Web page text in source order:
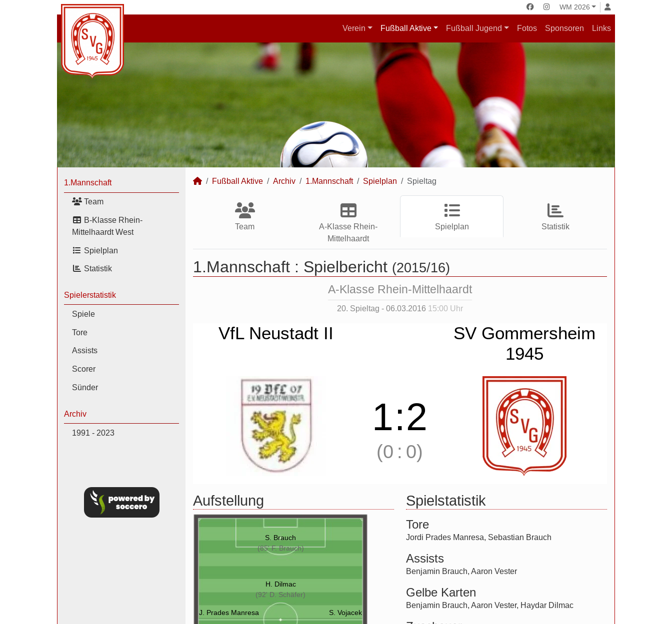
WM 2026
Verein Fußball Aktive Fußball Jugend Fotos Sponsoren Links
1.Mannschaft
Team
B-Klasse Rhein-
Mittelhaardt West
Spielplan
Statistik
Spielerstatistik
Spiele
Tore
Assists
Scorer
Sünder
Archiv
1991 - 2023
Fußball Aktive Archiv 1.Mannschaft Spielplan Spieltag
Team
A-Klasse Rhein-
Mittelhaardt
Spielplan Statistik
1.Mannschaft : Spielbericht (2015/16)
A-Klasse Rhein-Mittelhaardt
20. Spieltag - 06.03.2016 15:00 Uhr
VfL Neustadt II
SV Gommersheim
1945
1:2
(0 : 0)
Aufstellung
S. Brauch
(85' F. Brauch)
H. Dilmac
(92' D. Schäfer)
J. Prades Manresa S. Vojacek
Spielstatistik
Tore
Jordi Prades Manresa, Sebastian Brauch
Assists
Benjamin Brauch, Aaron Vester
Gelbe Karten
Benjamin Brauch, Aaron Vester, Haydar Dilmac